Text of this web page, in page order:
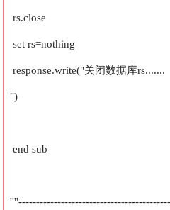
rs.close
set rs=nothing
response.write("关闭数据库rs.......
")
end sub